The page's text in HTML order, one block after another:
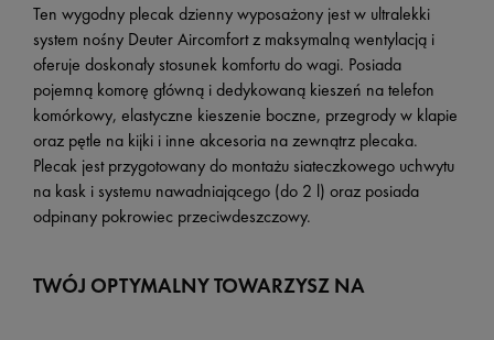
Ten wygodny plecak dzienny wyposażony jest w ultralekki
system nośny Deuter Aircomfort z maksymalną wentylacją i
oferuje doskonały stosunek komfortu do wagi. Posiada
pojemną komorę główną i dedykowaną kieszeń na telefon
komórkowy, elastyczne kieszenie boczne, przegrody w klapie
oraz pętle na kijki i inne akcesoria na zewnątrz plecaka.
Plecak jest przygotowany do montażu siateczkowego uchwytu
na kask i systemu nawadniającego (do 2 l) oraz posiada
odpinany pokrowiec przeciwdeszczowy.
TWÓJ OPTYMALNY TOWARZYSZ NA